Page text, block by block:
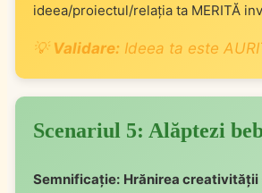
ideea/proiectul/relația ta MERITĂ
💡 Validare: Ideea ta este
Scenariul 5: Alăptezi
Semnificație: Hrănirea creativității